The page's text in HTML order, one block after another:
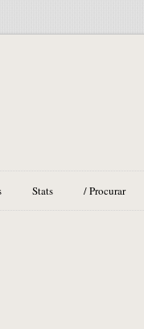
Stats / Procurar